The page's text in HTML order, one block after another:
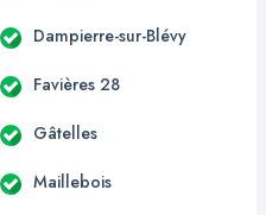
Dampierre-sur-Blévy
Favières 28
Gâtelles
Maillebois